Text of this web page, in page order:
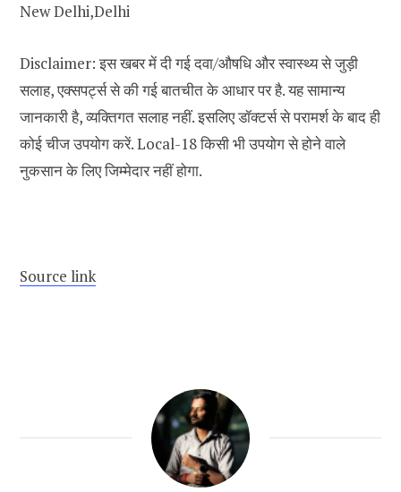
New Delhi,Delhi
Disclaimer: इस खबर में दी गई दवा/औषधि और स्वास्थ्य से जुड़ी
सलाह, एक्सपर्ट्स से की गई बातचीत के आधार पर है. यह सामान्य
जानकारी है, व्यक्तिगत सलाह नहीं. इसलिए डॉक्टर्स से परामर्श के बाद ही
कोई चीज उपयोग करें. Local-18 किसी भी उपयोग से होने वाले
नुकसान के लिए जिम्मेदार नहीं होगा.
Source link